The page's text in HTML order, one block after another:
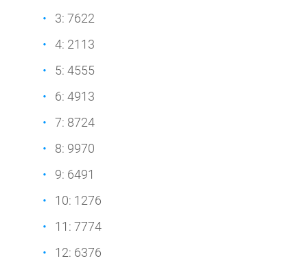
3: 7622
4: 2113
5: 4555
6: 4913
7: 8724
8: 9970
9: 6491
10: 1276
11: 7774
12: 6376